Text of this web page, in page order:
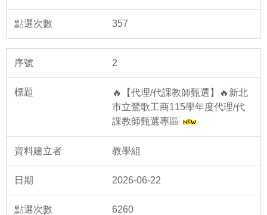
357
2
🔥【代理/代課教師甄選】🔥新北
市立鶯歌工商115學年度代理/代
課教師甄選專區
教學組
2026-06-22
6260